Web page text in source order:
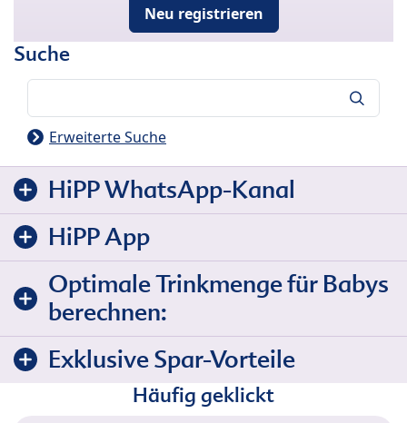
Neu registrieren
Suche
Erweiterte Suche
HiPP WhatsApp-Kanal
HiPP App
Optimale Trinkmenge für Babys
berechnen:
Exklusive Spar-Vorteile
Häufig geklickt